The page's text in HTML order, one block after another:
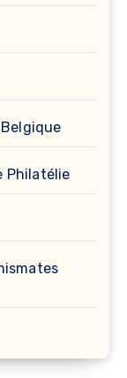
Philatélie